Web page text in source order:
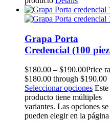
Grapa Porta
Credencial (100
$180.00 – $190.00Price
$180.00 through $190.00
Seleccionar opciones Este
producto tiene múltiples
variantes. Las opciones se
pueden elegir en la